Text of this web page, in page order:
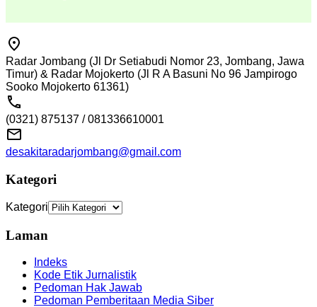
Radar Jombang (Jl Dr Setiabudi Nomor 23, Jombang, Jawa
Timur) & Radar Mojokerto (Jl R A Basuni No 96 Jampirogo
Sooko Mojokerto 61361)
(0321) 875137 / 081336610001
desakitaradarjombang@gmail.com
Kategori
Kategori
Laman
Indeks
Kode Etik Jurnalistik
Pedoman Hak Jawab
Pedoman Pemberitaan Media Siber